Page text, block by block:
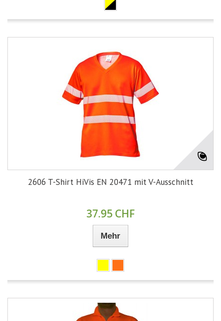
2606 T-Shirt HiVis EN 20471 mit V-Ausschnitt
37.95 CHF
Mehr